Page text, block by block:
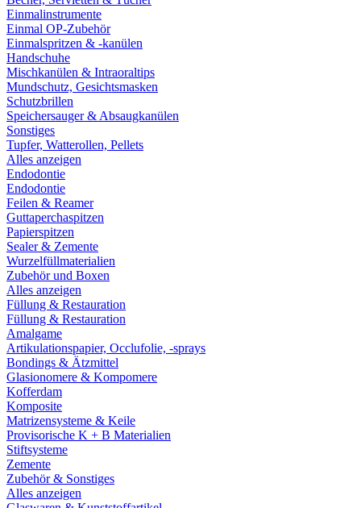
Einmalinstrumente
Einmal OP-Zubehör
Einmalspritzen & -kanülen
Handschuhe
Mischkanülen & Intraoraltips
Mundschutz, Gesichtsmasken
Schutzbrillen
Speichersauger & Absaugkanülen
Sonstiges
Tupfer, Watterollen, Pellets
Alles anzeigen
Endodontie
Endodontie
Feilen & Reamer
Guttaperchaspitzen
Papierspitzen
Sealer & Zemente
Wurzelfüllmaterialien
Zubehör und Boxen
Alles anzeigen
Füllung & Restauration
Füllung & Restauration
Amalgame
Artikulationspapier, Occlufolie, -sprays
Bondings & Ätzmittel
Glasionomere & Kompomere
Kofferdam
Komposite
Matrizensysteme & Keile
Provisorische K + B Materialien
Stiftsysteme
Zemente
Zubehör & Sonstiges
Alles anzeigen